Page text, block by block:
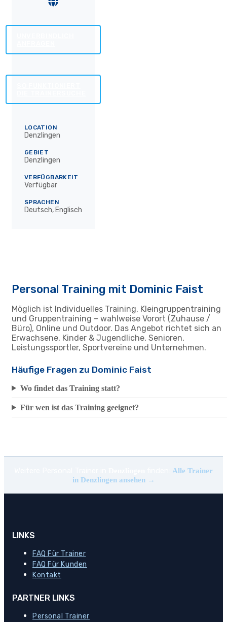
LOCATION
Denzlingen
GEBIET
Denzlingen
VERFÜGBARKEIT
Verfügbar
SPRACHEN
Deutsch, Englisch
Personal Training mit Dominic Faist
Möglich ist Individuelles Training, Kleingruppentraining
und Gruppentraining – wahlweise Vorort (Zuhause /
Büro), Online und Outdoor. Das Angebot richtet sich an
Erwachsene, Kinder & Jugendliche, Senioren,
Leistungssportler, Sportvereine und Unternehmen.
Häufige Fragen zu Dominic Faist
Wo findet das Training statt?
Für wen ist das Training geeignet?
Alle Trainer
in Denzlingen ansehen →
LINKS
FAQ Für Trainer
FAQ Für Kunden
Kontakt
PARTNER LINKS
Personal Trainer